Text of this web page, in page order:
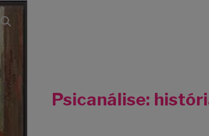
Psicanálise: